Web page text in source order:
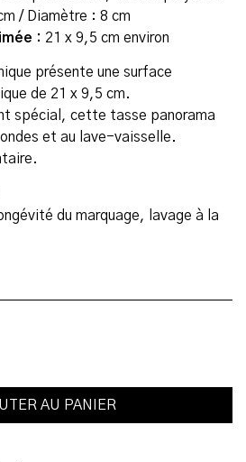
/ Diamètre : 8 cm
: 21 x 9,5 cm environ
présente une surface
de 21 x 9,5 cm.
spécial, cette tasse panorama
et au lave-vaisselle.
du marquage, lavage à la
AU PANIER